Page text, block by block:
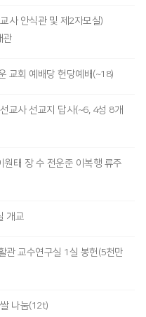
사 안식관 및 제2자모실)
관
교회 예배당 헌당예배(~18)
교사 선교지 답사(~6, 4성 8개
원태 장 수 전운준 이복행 류주
개교
관 교수연구실 1실 봉헌(5천만
나눔(12t)